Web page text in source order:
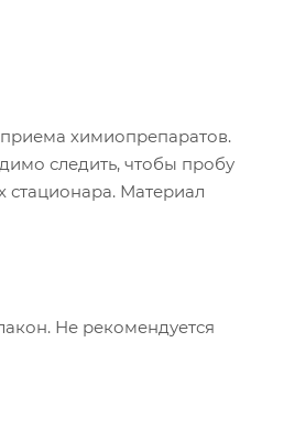
химиопрепаратов.
следить, чтобы пробу
стационара. Материал
Не рекомендуется